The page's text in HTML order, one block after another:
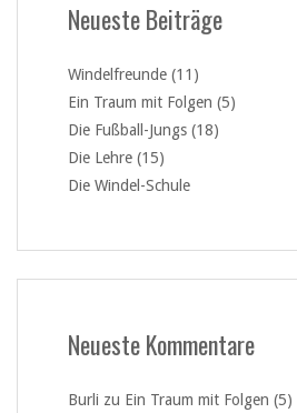
Neueste Beiträge
Windelfreunde (11)
Ein Traum mit Folgen (5)
Die Fußball-Jungs (18)
Die Lehre (15)
Die Windel-Schule
Neueste Kommentare
Burli zu Ein Traum mit Folgen (5)